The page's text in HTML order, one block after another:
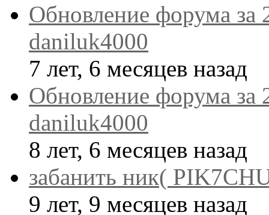
Обновление форума за
daniluk4000
7 лет, 6 месяцев назад
Обновление форума за
daniluk4000
8 лет, 6 месяцев назад
забанить ник(
9 лет, 9 месяцев назад